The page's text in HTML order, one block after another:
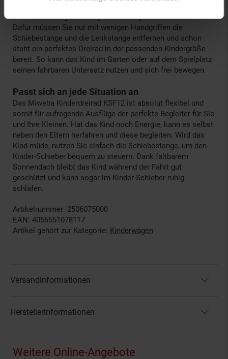
Dreirad auch eigenständig von ihnen gefahren werden.
Dafür müssen Sie nur mit wenigen Handgriffen die
Schiebestange und die Lenkstange entfernen und schon
steht ein perfektes Dreirad in der passenden Kindergröße
bereit. So kann das Kind im Garten oder auf dem Spielplatz
seinen fahrbaren Untersatz nutzen und sich frei bewegen.
Passt sich an jede Situation an
Das Miweba Kinderdreirad KSF12 ist absolut flexibel und
somit für aufregende Ausflüge der perfekte Begleiter für Sie
und Ihre Kleinen. Hat das Kind noch Energie, kann es selbst
neben den Eltern herfahren und diese begleiten. Wird das
Kind müde, nutzen Sie einfach die Schiebestange, um den
Kinder-Schieber bequem zu steuern. Dank faltbarem
Sonnendach bleibt das Kind während der Fahrt gut
geschützt und kann sogar im Kinder-Schieber ruhig
schlafen.
Artikelnummer: 2506075000
EAN: 4056551078117
Artikel gehört zur Kategorie: Kinderwägen
Versandinformationen
Herstellerinformationen
Fußzeile
Weitere Online-Angebote